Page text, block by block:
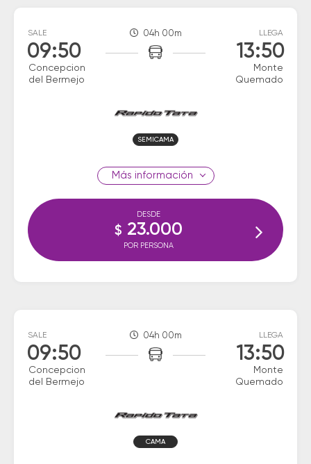
SALE
09:50
Concepcion
del Bermejo
04h 00m LLEGA
13:50
Monte
Quemado
SEMICAMA
información
DESDE
$ 23.000
POR PERSONA
SALE
09:50
Concepcion
del Bermejo
04h 00m LLEGA
13:50
Monte
Quemado
CAMA